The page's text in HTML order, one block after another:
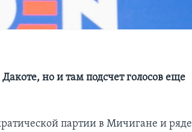
но и там подсчет голосов еще
партии в Мичигане и ряде